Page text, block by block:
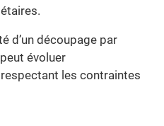
d’un découpage par
évoluer
les contraintes